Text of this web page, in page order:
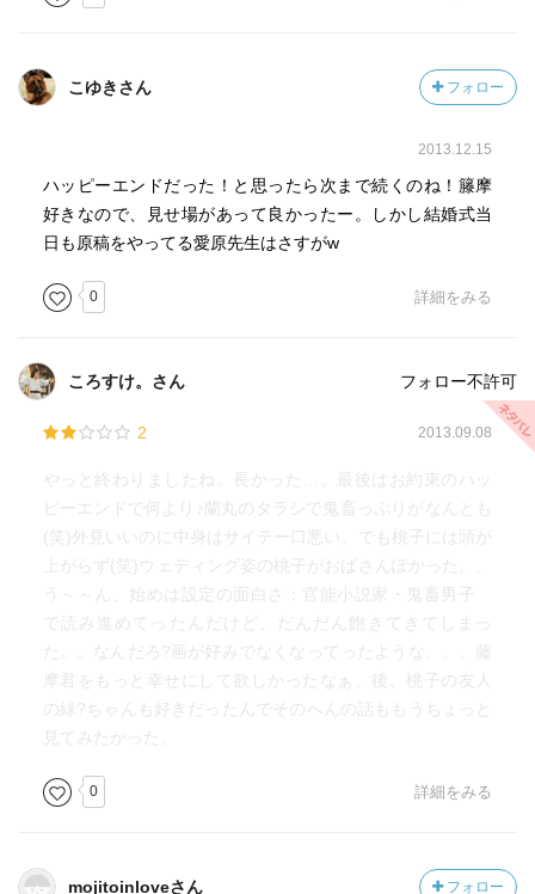
こゆきさん フォロー
2013.12.15
ハッピーエンドだった！と思ったら次まで続くのね！籐摩
好きなので、見せ場があって良かったー。しかし結婚式当
日も原稿をやってる愛原先生はさすがw
0 詳細をみる
ころすけ。さん フォロー不許可
2 2013.09.08
やっと終わりましたね。長かった…。最後はお約束のハッ
ピーエンドで何より♪蘭丸のタラシで鬼畜っぷりがなんとも
(笑)外見いいのに中身はサイテー口悪い。でも桃子には頭が
上がらず(笑)ウェディング姿の桃子がおばさんぽかった。。
う～～ん、始めは設定の面白さ：官能小説家・鬼畜男子
で読み進めてったんだけど、だんだん飽きてきてしまっ
た。。なんだろ?画が好みでなくなってったような。。。藤
摩君をもっと幸せにして欲しかったなぁ。後、桃子の友人
の緑?ちゃんも好きだったんでそのへんの話ももうちょっと
見てみたかった。
0 詳細をみる
mojitoinloveさん フォロー